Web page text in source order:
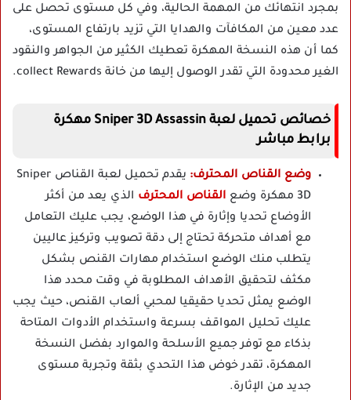
بمجرد انتهائك من المهمة الحالية، وفي كل مستوى تحصل على
عدد معين من المكافآت والهدايا التي تزيد بارتفاع المستوى،
كما أن هذه النسخة المهكرة تعطيك الكثير من الجواهر والنقود
الغير محدودة التي تقدر الوصول إليها من خانة collect Rewards.
خصائص تحميل لعبة Sniper 3D Assassin مهكرة
برابط مباشر
وضع القناص المحترف:
يقدم تحميل لعبة القناص Sniper
3D مهكرة وضع
القناص المحترف الذي يعد من أكثر
الأوضاع تحديا وإثارة في هذا الوضع، يجب عليك التعامل
مع أهداف متحركة تحتاج إلى دقة تصويب وتركيز عاليين
يتطلب منك الوضع استخدام مهارات القنص بشكل
مكثف لتحقيق الأهداف المطلوبة في وقت محدد هذا
الوضع يمثل تحديا حقيقيا لمحبي ألعاب القنص، حيث يجب
عليك تحليل المواقف بسرعة واستخدام الأدوات المتاحة
بذكاء مع توفر جميع الأسلحة والموارد بفضل النسخة
المهكرة، تقدر خوض هذا التحدي بثقة وتجربة مستوى
جديد من الإثارة.